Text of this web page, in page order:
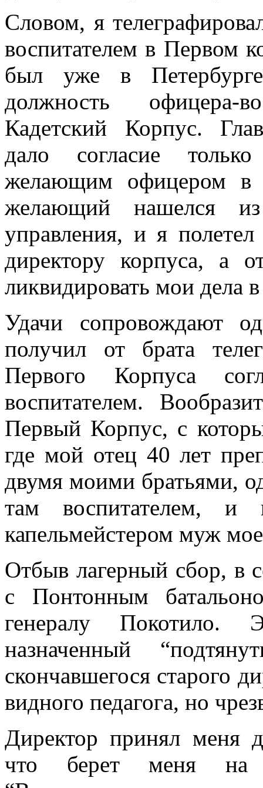
Словом, я
воспитателем в Первом
был уже в
должность офицера-
Кадетский Корпус.
дало согласие
желающим офицером
желающий нашелся
управления, и я
директору корпуса, а
ликвидировать мои дела
Удачи сопровождают
получил от брата
Первого Корпуса
воспитателем.
Первый Корпус, с
где мой отец 40 лет
двумя моими братьями,
там воспитателем,
капельмейстером муж
Отбыв лагерный сбор, в
с Понтонным
генералу Покотило.
назначенный
скончавшегося старого
видного педагога, но
Директор принял меня
что берет меня на